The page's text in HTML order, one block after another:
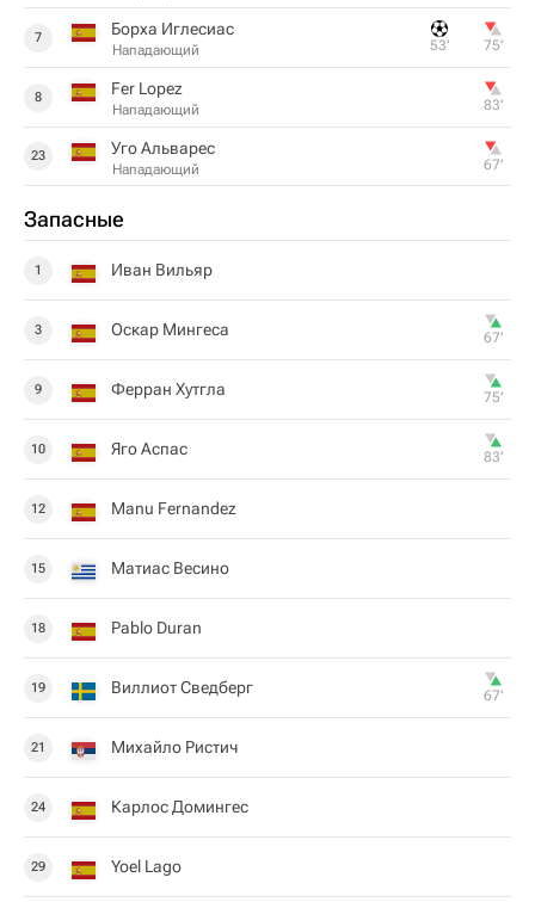
7 Борха Иглесиас
Нападающий 53‎’‎ 75‎’‎
8 Fer Lopez
Нападающий 83‎’‎
23 Уго Альварес
Нападающий 67‎’‎
Запасные
1 Иван Вильяр
3 Оскар Мингеса 67‎’‎
9 Ферран Хутгла 75‎’‎
10 Яго Аспас 83‎’‎
12 Manu Fernandez
15 Матиас Весино
18 Pablo Duran
19 Виллиот Сведберг 67‎’‎
21 Михайло Ристич
24 Карлос Домингес
29 Yoel Lago